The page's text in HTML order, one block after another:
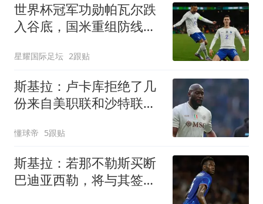
世界杯冠军功勋帕瓦尔跌
入谷底，国米重组防线欲
星耀国际足坛 2跟贴
斯基拉：卢卡库拒绝了几
份来自美职联和沙特联赛
懂球帝 5跟贴
斯基拉：若那不勒斯买断
巴迪亚西勒，将与其签约